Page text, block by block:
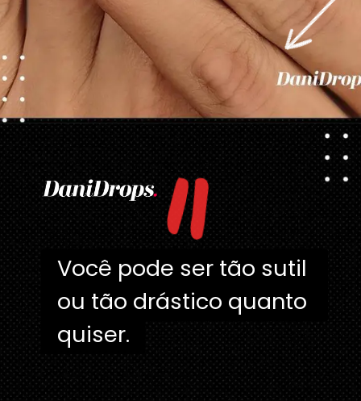
Opening "
Você pode ser tão sutil
ou tão drástico quanto
quiser.
Você pode ser tão sutil
ou tão drástico quanto
quiser.